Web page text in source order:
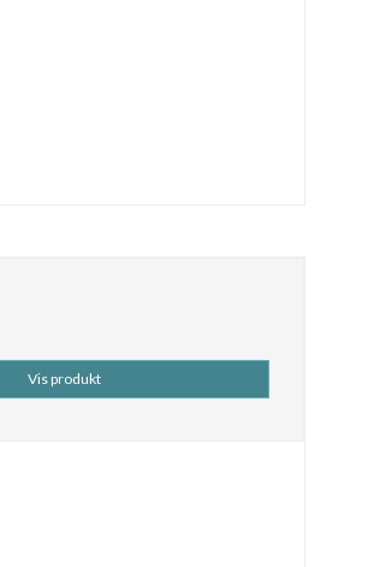
Vis produkt